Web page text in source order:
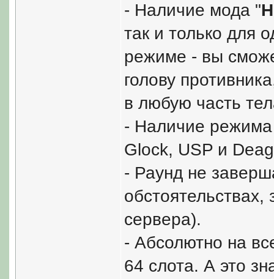
- Наличие мода "
так и только для
режиме - вы
голову
в любую часть
- Наличие
Glock, USP и
- Раунд не
сервера).
- Абсолютно на
64 слота. А это